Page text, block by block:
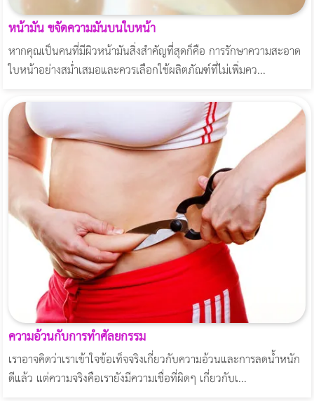
หน้ามัน ขจัดความมันบนใบหน้า
หากคุณเป็นคนที่มีผิวหน้ามันสิ่งสำคัญที่สุดก็คือ การรักษาความสะอาด
ใบหน้าอย่างสม่ำเสมอและควรเลือกใช้ผลิตภัณฑ์ที่ไม่เพิ่มคว...
ความอ้วนกับการทำศัลยกรรม
เราอาจคิดว่าเราเข้าใจข้อเท็จจริงเกี่ยวกับความอ้วนและการลดน้ำหนัก
ดีแล้ว แต่ความจริงคือเรายังมีความเชื่อที่ผิดๆ เกี่ยวกับเ...